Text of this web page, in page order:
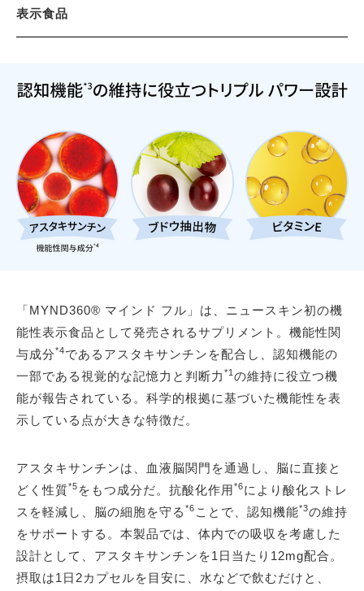
表示食品
「MYND360® マインド フル」は、ニュースキン初の機
能性表示食品として発売されるサプリメント。機能性関
与成分*4であるアスタキサンチンを配合し、認知機能の
一部である視覚的な記憶力と判断力 *1 の維持に役立つ機
能が報告されている。科学的根拠に基づいた機能性を表
示している点が大きな特徴だ。
アスタキサンチンは、血液脳関門を通過し、脳に直接と
どく性質*5 をもつ成分だ。抗酸化作用*6により酸化ストレ
スを軽減し、脳の細胞を守る *6 ことで、認知機能*3の維持
をサポートする。本製品では、体内での吸収を考慮した
設計として、アスタキサンチンを1日当たり12mg配合。
摂取は1日2カプセルを目安に、水などで飲むだけと、